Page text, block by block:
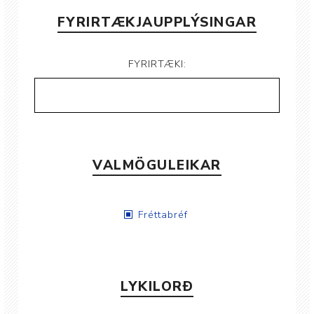
FYRIRTÆKJAUPPLÝSINGAR
FYRIRTÆKI:
VALMÖGULEIKAR
Fréttabréf
LYKILORÐ